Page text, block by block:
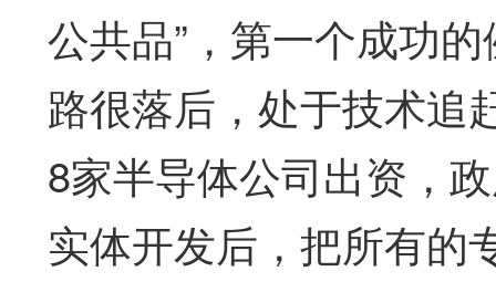
公共品”，第一个成功
路很落后，处于技术追
8家半导体公司出资，
实体开发后，把所有的